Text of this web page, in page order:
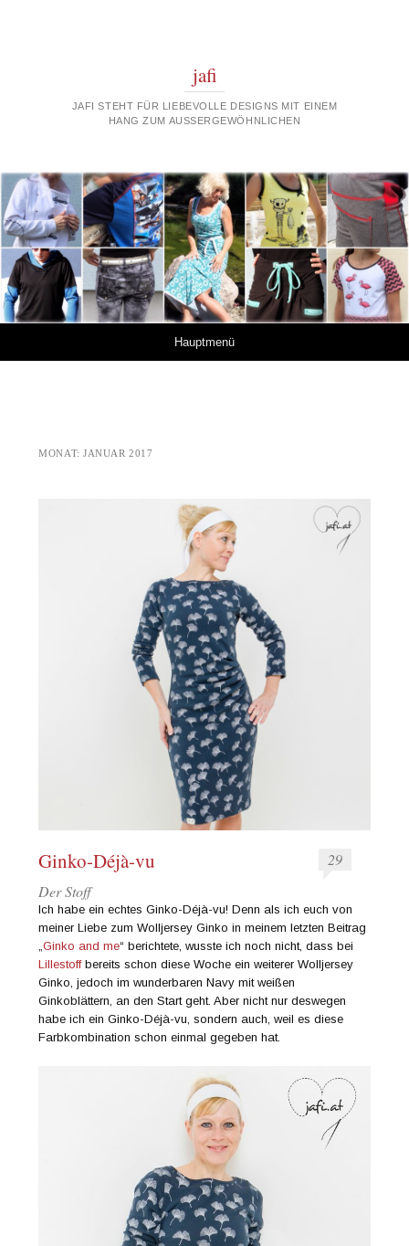
jafi
JAFI STEHT FÜR LIEBEVOLLE DESIGNS MIT EINEM
HANG ZUM AUSSERGEWÖHNLICHEN
Hauptmenü
MONAT:JANUAR 2017
Ginko-Déjà-vu
29
Der Stoff
Ich habe ein echtes Ginko-Déjà-vu! Denn als ich euch von
meiner Liebe zum Wolljersey Ginko in meinem letzten Beitrag
„Ginko and me“ berichtete, wusste ich noch nicht, dass bei
Lillestoffbereits schon diese Woche ein weiterer Wolljersey
Ginko, jedoch im wunderbaren Navy mit weißen
Ginkoblättern, an den Start geht. Aber nicht nur deswegen
habe ich ein Ginko-Déjà-vu, sondern auch, weil es diese
Farbkombination schon einmal gegeben hat.